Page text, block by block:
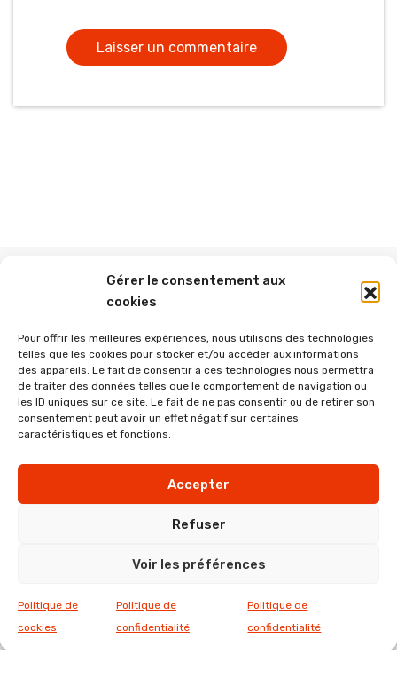
Gérer le consentement aux
cookies
Pour offrir les meilleures expériences, nous utilisons des technologies
telles que les cookies pour stocker et/ou accéder aux informations
des appareils. Le fait de consentir à ces technologies nous permettra
de traiter des données telles que le comportement de navigation ou
les ID uniques sur ce site. Le fait de ne pas consentir ou de retirer son
consentement peut avoir un effet négatif sur certaines
caractéristiques et fonctions.
Accepter
Refuser
Voir les préférences
Politique de
cookies
Politique de
confidentialité
Politique de
confidentialité
Abonnez-vous à ce blog par e-mail.
Saisissez votre adresse e-mail pour vous abonner à ce
blog et recevoir une notification de chaque nouvel
d
e
e